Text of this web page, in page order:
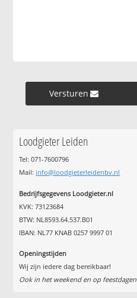
Versturen »
Loodgieter Leiden
Tel: 071-7600796
Mail: info@loodgieterleidenbv.nl
Bedrijfsgegevens Loodgieter.nl
KVK: 73123684
BTW: NL8593.64.537.B01
IBAN: NL77 KNAB 0257 9997 01
Openingstijden
Wij zijn iedere dag bereikbaar!
Ook in het weekend en op feestdagen